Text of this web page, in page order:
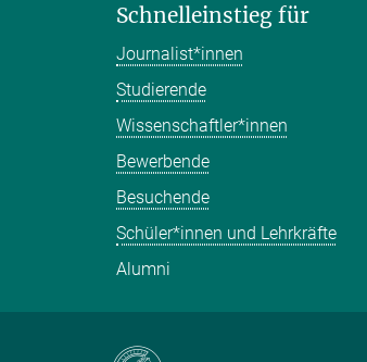
Schnelleinstieg für
Journalist*innen
Studierende
Wissenschaftler*innen
Bewerbende
Besuchende
Schüler*innen und Lehrkräfte
Alumni